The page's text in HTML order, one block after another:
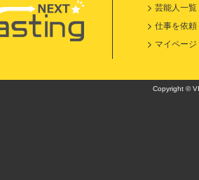
芸能人一覧
仕事を依頼
マイページ
Copyright ©